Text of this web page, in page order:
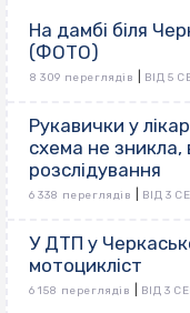
На дамбі біля
(ФОТО)
8 309 переглядів ВІД 5
Рукавички у
схема не зникла,
розслідування
6 338 переглядів ВІД 3
У ДТП у
мотоцикліст
6 158 переглядів ВІД 3